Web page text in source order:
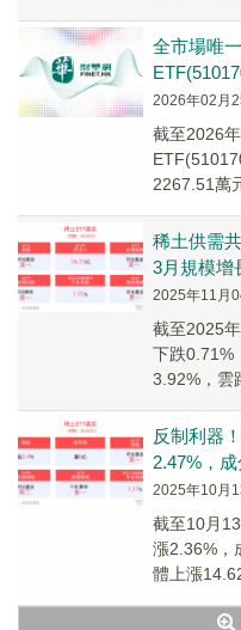
全市場唯
2026年02月
截至2026
2267.51萬
稀土供需
3月規模增
2025年11月
截至2025
下跌0.71%
3.92%，雲
反制利器
2.47%，
2025年10月
截至10月
漲2.36%，
體上漲